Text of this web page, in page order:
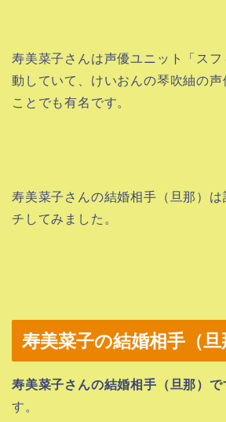
寿美菜子さんは声優ユニット「ス
動していて、けいおんの琴吹紬の声
ことでも有名です。
寿美菜子さんの結婚相手（旦那）
チしてみました。
寿美菜子の結婚相手（旦
寿美菜子さんの結婚相手（旦那）で
す。